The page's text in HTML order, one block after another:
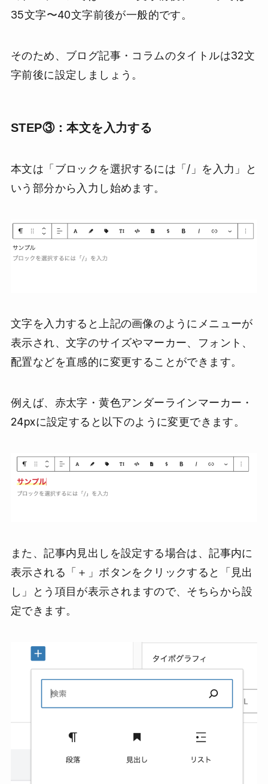
35文字〜40文字前後が一般的です。
そのため、ブログ記事・コラムのタイトルは32文
字前後に設定しましょう。
STEP③：本文を入力する
本文は「ブロックを選択するには「/」を入力」と
いう部分から入力し始めます。
文字を入力すると上記の画像のようにメニューが
表示され、文字のサイズやマーカー、フォント、
配置などを直感的に変更することができます。
例えば、赤太字・黄色アンダーラインマーカー・
24pxに設定すると以下のように変更できます。
また、記事内見出しを設定する場合は、記事内に
表示される「＋」ボタンをクリックすると「見出
し」とう項目が表示されますので、そちらから設
定できます。